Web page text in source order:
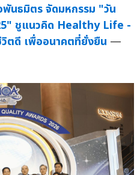
นธมิตร จัดมหกรรม "วัน
ชูแนวคิด Healthy Life -
ตดี เพื่ออนาคตที่ยั่งยืน —